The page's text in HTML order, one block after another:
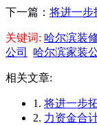
下一篇： 将进一步
关键词: 哈尔滨装
公司
哈尔滨家装
相关文章:
1. 将进一步
2. 力资金合